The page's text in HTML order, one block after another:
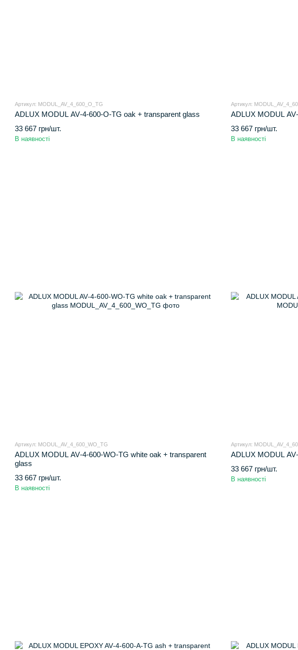
Артикул: MODUL_AV_4_600_O_TG
ADLUX MODUL AV‑4‑600‑O‑TG oak + transparent glass
33 667 грн/шт.
В наявності
Артикул:
ADLUX MODUL
33 667 грн/шт.
В наявності
Артикул: MODUL_AV_4_600_WO_TG
ADLUX MODUL AV‑4‑600‑WO‑TG white oak + transparent
glass
33 667 грн/шт.
В наявності
Артикул:
ADLUX MODUL
33 667 грн/шт.
В наявності